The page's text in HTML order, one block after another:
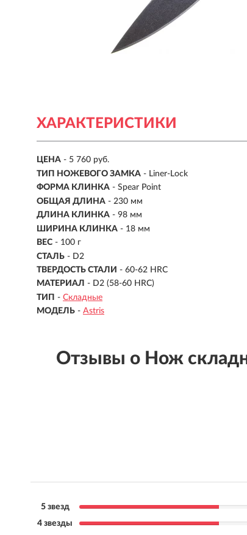
ХАРАКТЕРИСТИКИ
ЦЕНА - 5 760 руб.
ТИП НОЖЕВОГО ЗАМКА - Liner-Lock
ФОРМА КЛИНКА - Spear Point
ОБЩАЯ ДЛИНА - 230 мм
ДЛИНА КЛИНКА - 98 мм
ШИРИНА КЛИНКА - 18 мм
ВЕС - 100 г
СТАЛЬ - D2
ТВЕРДОСТЬ СТАЛИ - 60-62 HRC
МАТЕРИАЛ - D2 (58-60 HRC)
ТИП - Складные
МОДЕЛЬ - Astris
Отзывы о Нож
5 звезд
4 звезды